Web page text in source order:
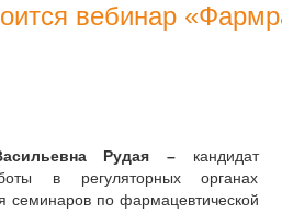
вебинар
Рудая –кандидат
в регуляторных органах
семинаров по фармацевтической